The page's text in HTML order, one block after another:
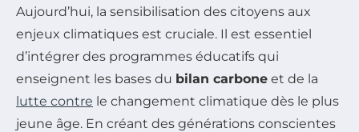
Aujourd’hui, la sensibilisation des citoyens aux
enjeux climatiques est cruciale. Il est essentiel
d’intégrer des programmes éducatifs qui
enseignent les bases du bilan carbone et de la
lutte contre le changement climatique dès le plus
jeune âge. En créant des générations conscientes